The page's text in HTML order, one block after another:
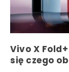
Vivo X
się czego